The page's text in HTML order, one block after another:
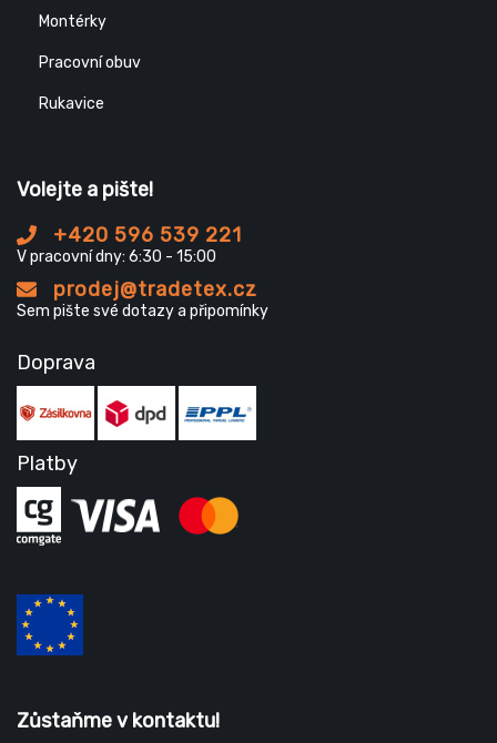
Montérky
Pracovní obuv
Rukavice
Volejte a pište!
+420 596 539 221
V pracovní dny: 6:30 - 15:00
prodej@tradetex.cz
Sem pište své dotazy a připomínky
Doprava
Platby
Zůstaňme v kontaktu!